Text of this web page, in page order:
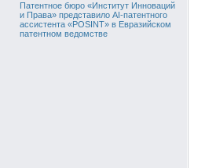
Патентное бюро «Институт Инноваций
и Права» представило AI-патентного
ассистента «POSINT» в Евразийском
патентном ведомстве